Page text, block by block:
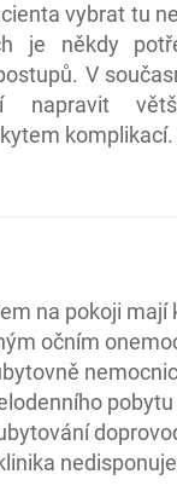
vybrat tu
je někdy
V
napravit
komplikací.
na pokoji mají
očním
pobytu